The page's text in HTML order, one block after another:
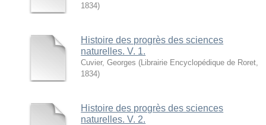
1834)
Histoire des progrès des sciences
naturelles. V. 1.
Cuvier, Georges ( Librairie Encyclopédique de Roret
1834)
Histoire des progrès des sciences
naturelles. V. 2.